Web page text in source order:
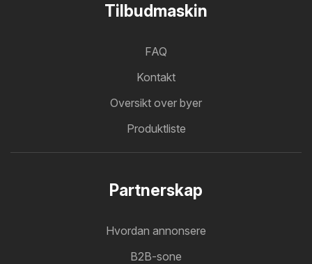
Tilbudmaskin
FAQ
Kontakt
Oversikt over byer
Produktliste
Partnerskap
Hvordan annonsere
B2B-sone